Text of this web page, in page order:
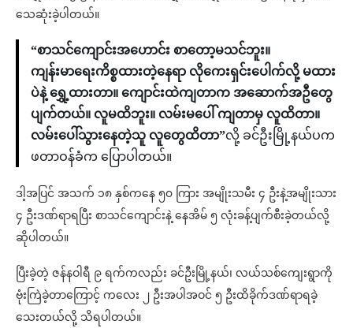
သေဆုံးခဲ့ပါတယ်။
“စာသင်ကျောင်းအဟောင်း စာတော့မသင်ဘူး။
ကျန်းမာရေးကိစ္စထားတဲ့နေရာ လိုကေးရှင်းပေါက်လို့ မထား
ပဲနဲ့ ရွှေ့ထားတာ။ ကျောင်းထဲကျတာက အဆောက်အဦတွေ
ပျက်တယ်။ လူမထိဘူး။ လမ်းမပေါ် ကျတာမှ လူထိတာ။
လမ်းပေါ်သွားနေတဲ့သူ လူတွေထိတာ”လို့ ခင်ဦးမြို့နယ်ပက
ဖတာဝန်ခံက ပြောပါတယ်။
ဒါ့အပြင် အသက် ၁၈ နှစ်ကနေ ၅၀ ကြား အမျိုးသမီး ၄ ဦးနဲ့အမျိုးသား
၄ ဦးဒဏ်ရာရပြီး စာသင်ကျောင်းနဲ့ နေအိမ် ၅ လုံးခန့်ပျက်စီးခဲ့တယ်လို့
ဆိုပါတယ်။
ပြီးခဲ့တဲ့ ဇန်နဝါရီ ၉ ရက်ကလည်း ခင်ဦးမြို့နယ်၊ လယ်သစ်ကျေးရွာကို
ဗုံးကြဲခဲ့တာကြောင့် ကလေး ၂ ဦးအပါအဝင် ၅ ဦးထိခိုက်ဒဏ်ရာရခဲ့
သေးတယ်လို့ သိရပါတယ်။